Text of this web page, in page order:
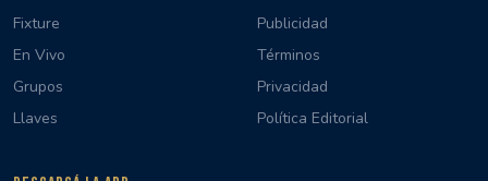
Fixture
En Vivo
Grupos
Llaves
Publicidad
Términos
Privacidad
Política Editorial